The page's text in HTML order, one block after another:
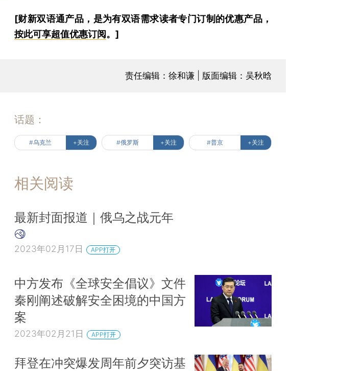
[财新双语通产品，是为有双语需求读者专门订制的优惠产品，
按此可享超值优惠订阅。]
责任编辑：徐和谦 | 版面编辑：吴秋晗
话题：
#乌克兰 +关注 #俄罗斯 +关注 #普京 +关注
相关阅读
最新封面报道｜俄乌之战元年
2023年02月17日 APP打开
中方发布《全球安全倡议》文件
秦刚阐述破解安全困境的中国方
案
2023年02月21日 APP打开
拜登在冲突爆发周年前夕突访基